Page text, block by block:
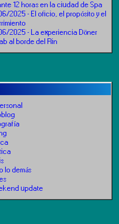
12 horas en la ciudad de Spa
2025 - El oficio, el propósito y el
2025 - La experiencia Döner
al borde del Rin
lo demás
update